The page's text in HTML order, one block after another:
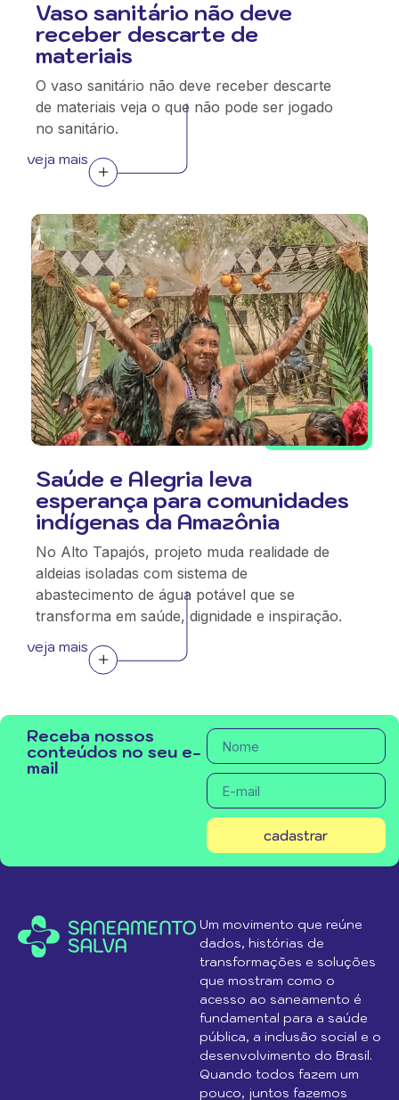
Vaso sanitário não deve
receber descarte de
materiais
O vaso sanitário não deve receber descarte
de materiais veja o que não pode ser jogado
no sanitário.
veja mais
Saúde e Alegria leva
esperança para comunidades
indígenas da Amazônia
No Alto Tapajós, projeto muda realidade de
aldeias isoladas com sistema de
abastecimento de água potável que se
transforma em saúde, dignidade e inspiração.
veja mais
Receba nossos
conteúdos no seu e-
mail
cadastrar
Um movimento que reúne
dados, histórias de
transformações e soluções
que mostram como o
acesso ao saneamento é
fundamental para a saúde
pública, a inclusão social e o
desenvolvimento do Brasil.
Quando todos fazem um
pouco, juntos fazemos